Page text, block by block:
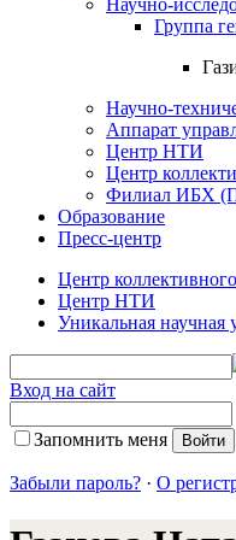
Группа
Научно-
Аппарат
Центр НТИ
Центр
Филиал ИБХ
Образование
Пресс-центр
Центр
Центр НТИ
Уникальная научная
Вход на сайт
Запомнить меня
Забыли пароль? · О